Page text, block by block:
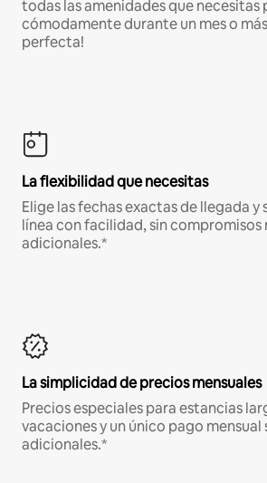
todas las amenidades que necesitas
cómodamente durante un mes o
perfecta!
La flexibilidad que necesitas
Elige las fechas exactas de llegada y
línea con facilidad, sin
adicionales.*
La simplicidad de precios mensuales
Precios especiales para estancias
vacaciones y un único pago mensual
adicionales.*